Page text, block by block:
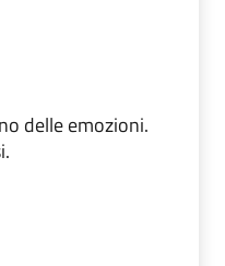
delle emozioni.